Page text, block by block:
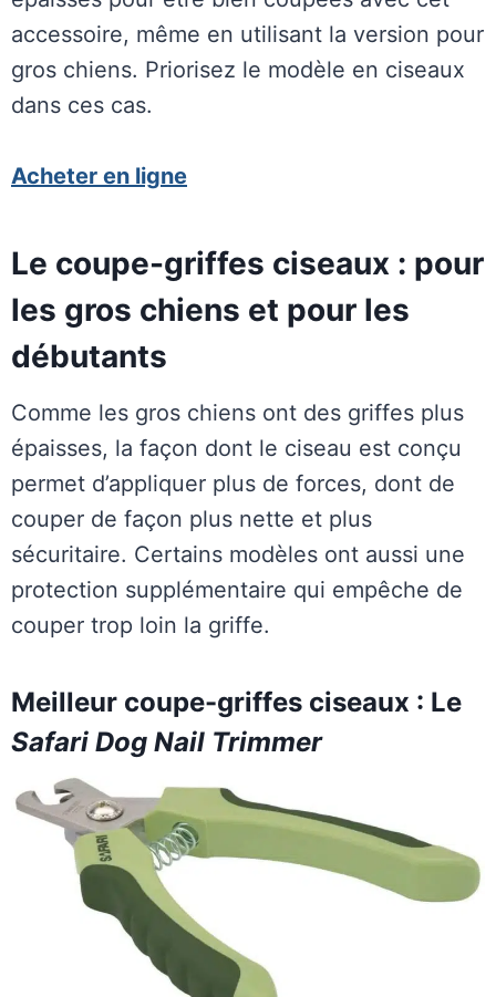
accessoire, même en utilisant la version pour
gros chiens. Priorisez le modèle en ciseaux
dans ces cas.
Acheter en ligne
Le coupe-griffes ciseaux : pour
les gros chiens et pour les
débutants
Comme les gros chiens ont des griffes plus
épaisses, la façon dont le ciseau est conçu
permet d’appliquer plus de forces, dont de
couper de façon plus nette et plus
sécuritaire. Certains modèles ont aussi une
protection supplémentaire qui empêche de
couper trop loin la griffe.
Meilleur coupe-griffes ciseaux : Le
Safari Dog Nail Trimmer